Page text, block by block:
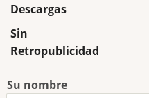
Descargas
Sin
Retropublicidad
Su nombre